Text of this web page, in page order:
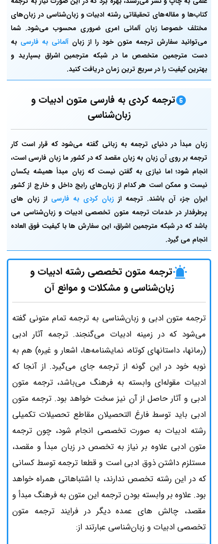
کتاب‌ها و مقاله‌های تحقیقاتی رشته ادبیات و زبان‌شناسی در زبان‌های
مختلف خصوصا زبان آلمانی امری ضروری محسوب می‌شود. شما
می‌توانید سفارش ترجمه متون خود را از زبان آلمانی به فارسی به
دست مترجمین متخصص ما در شبکه مترجمین اشراق بسپارید و
بهترین کیفیت را در سریع ترین زمان دریافت کنید.
ترجمه کردی به فارسی متون ادبیات و
زبان‌شناسی
زبان مبدأ در دنیای ترجمه به زبانی گفته می‌شود که قرار است کار
ترجمه بر روی آن زبان به زبان مقصد که در کشور ما زبان فارسی است،
انجام شود؛ اما نیازی به گفتن نیست که زبان مبدأ همیشه یکسان
نیست و ممکن است هر کدام از زبان‌های رایج داخل و خارج از کشور
ایران جزء آن باشند. ترجمه از زبان کردی به فارسی از زبان های
پرطرفدار در خدمات ترجمه متون تخصصی ادبیات و زبان‌شناسی می
باشد که در شبکه مترجمین اشراق، این سفارش ها با کیفیت فوق العاده
انجام می گیرد.
ترجمه متون تخصصی رشته ادبیات و
زبان‌شناسی و مشکلات و موانع آن
ترجمه متون ادبی و زبان‌شناسی به ترجمه تمام متونی گفته
می‌شود که در زمینه ادبیات می‌گنجند. ترجمه آثار ادبی
(رمانها، داستانهای کوتاه، نمایشنامه‌ها، اشعار و غیره) هم به
نوبه خود در این گونه از ترجمه جای می‌گیرد. از آنجا که
ادبیات مقوله‌ای وابسته به فرهنگ می‌باشد، ترجمه متون
ادبی و آثار حاصل از آن نیز سخت خواهد بود. ترجمه متون
ادبی باید توسط فارغ التحصیلان مقاطع تحصیلات تکمیلی
رشته ادبیات به صورت تخصصی انجام شود، چون ترجمه
متون ادبی علاوه بر نیاز به تخصص در زبان مبدأ و مقصد،
مستلزم داشتن ذوق ادبی است و قطعا ترجمه توسط کسانی
که در این رشته تخصص ندارند، با اشتباهاتی همراه خواهد
بود. علاوه بر وابسته بودن ترجمه این متون به فرهنگ مبدأ و
مقصد، چالش های عمده دیگر در فرایند ترجمه متون
تخصصی ادبیات و زبان‌شناسی عبارتند از: